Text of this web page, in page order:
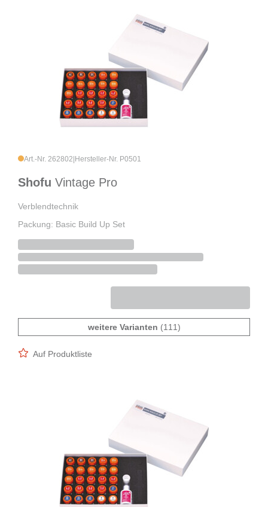
Art.-Nr. 262802 Hersteller-Nr. P0501
Shofu Vintage Pro
Verblendtechnik
Packung: Basic Build Up Set
weitere Varianten (111)
Auf Produktliste